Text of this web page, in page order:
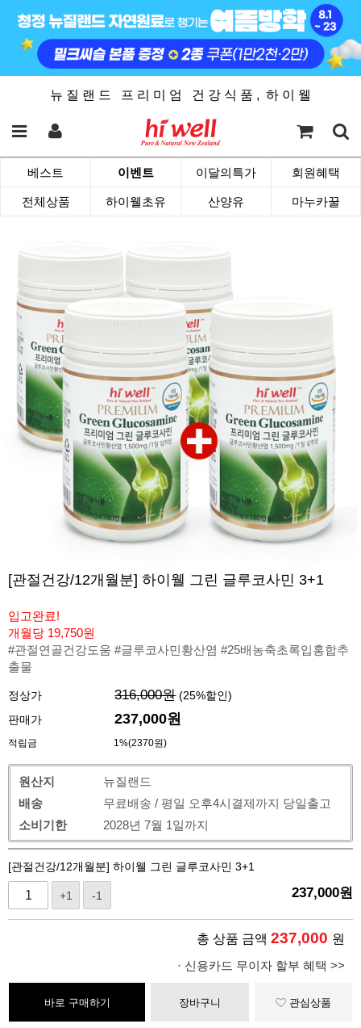
뉴 질 랜 드 프 리 미 엄 건 강 식 품 , 하 이 웰
베스트 이벤트 이달의특가 회원혜택
전체상품 하이웰초유 산양유 마누카꿀
[관절건강/12개월분] 하이웰 그린 글루코사민 3+1
입고완료!
개월당 19,750원
#관절연골건강도움 #글루코사민황산염 #25배농축초록입홍합추
출물
정상가 316,000원 (25%할인)
판매가
237,000원
적립금 1%(2370원)
원산지
뉴질랜드
배송
무료배송 / 평일 오후4시결제까지 당일출고
소비기한
2028년 7월 1일까지
[관절건강/12개월분] 하이웰 그린 글루코사민 3+1
+1 -1 237,000원
총 상품 금액 237,000 원
· 신용카드 무이자 할부 혜택 >>
바로 구매하기 장바구니 관심상품